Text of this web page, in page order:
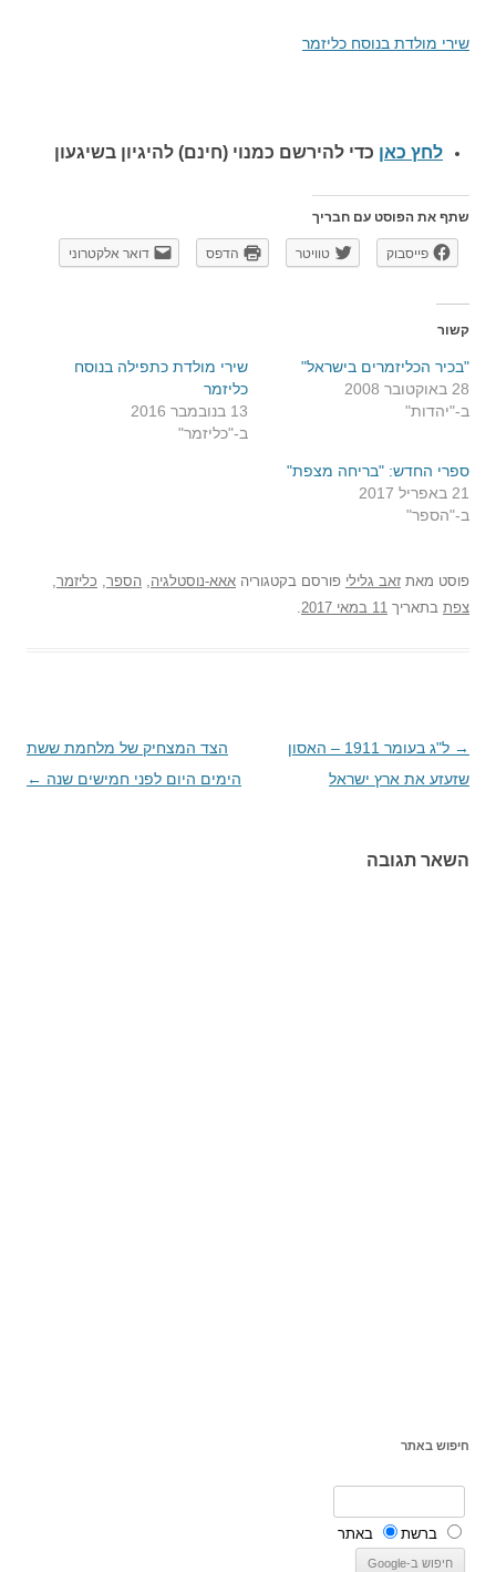
שירי מולדת בנוסח כליזמר
לחץ כאן כדי להירשם כמנוי (חינם) להיגיון בשיגעון
שתף את הפוסט עם חבריך
פייסבוק טוויטר הדפס דואר אלקטרוני
קשור
"בכיר הכליזמרים בישראל"
28 באוקטובר 2008
ב-"יהדות"
שירי מולדת כתפילה בנוסח
כליזמר
13 בנובמבר 2016
ב-"כליזמר"
ספרי החדש: "בריחה מצפת"
21 באפריל 2017
ב-"הספר"
פוסט מאת זאב גלילי פורסם בקטגוריה אאא-נוסטלגיה הספר כליזמר
צפת בתאריך 11 במאי 2017
ניווט
בפוסטים
→
ל"ג בעומר 1911 – האסון
שזעזע את ארץ ישראל
הצד המצחיק של מלחמת ששת
הימים היום לפני חמישים שנה ←
השאר תגובה
חיפוש באתר
ברשת באתר